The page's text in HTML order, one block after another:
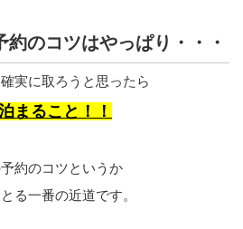
約のコツはやっぱり・・・
実に取ろうと思ったら
まること！！
約のコツというか
る一番の近道です。